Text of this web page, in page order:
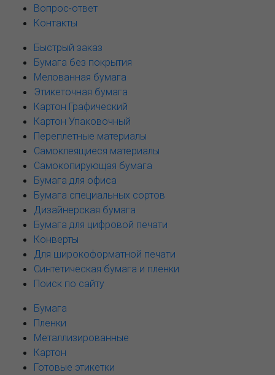
Вопрос-ответ
Контакты
Быстрый заказ
Бумага без покрытия
Мелованная бумага
Этикеточная бумага
Картон Графический
Картон Упаковочный
Переплетные материалы
Самоклеящиеся материалы
Самокопирующая бумага
Бумага для офиса
Бумага специальных сортов
Дизайнерская бумага
Бумага для цифровой печати
Конверты
Для широкоформатной печати
Синтетическая бумага и пленки
Поиск по сайту
Бумага
Пленки
Металлизированные
Картон
Готовые этикетки